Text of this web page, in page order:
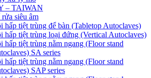
– TAIWAN
rửa siêu âm
hấp tiệt trùng để bàn (Tabletop Autoclaves)
hấp tiệt trùng loại đứng (Vertical Autoclaves)
hấp tiệt trùng nằm ngang (Floor stand
SA series
hấp tiệt trùng nằm ngang (Floor stand
SAP series